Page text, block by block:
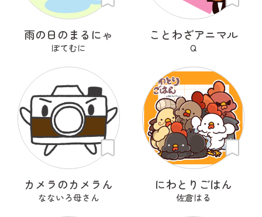
雨の日のまるにゃ
ぽてむに
ことわざアニマル
Q
カメラのカメラん
なないろ母さん
にわとりごはん
佐倉はる